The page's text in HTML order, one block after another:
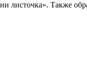
листочка». Также